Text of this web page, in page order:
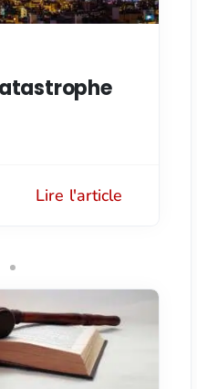
Lire l'article